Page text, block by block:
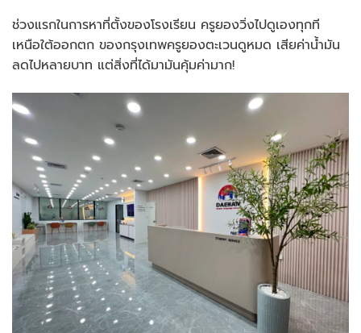
ช่วงแรกในการหาที่ตั้งของโรงเรียน ครูยองวิ่งไปดูเองทุกที
เหนือใต้ออกตก ของกรุงเทพครูยองตะเวนดูหมด เสียค่าน้ำมัน
ลดไปหลายบาท แต่สิ่งที่ได้มามันคุ้มค่ามาก!